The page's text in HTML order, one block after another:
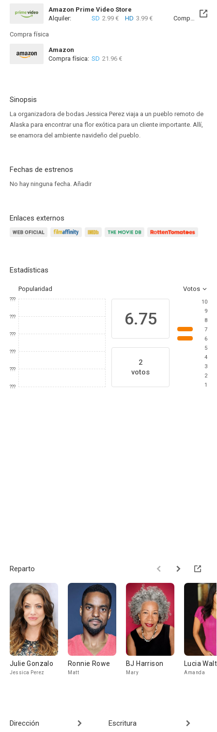
Amazon Prime Video Store
Alquiler:
SD 2.99 € HD 3.99 € Compra: SD
Compra física
Amazon
Compra física: SD 21.96 €
Sinopsis
La organizadora de bodas Jessica Perez viaja a un pueblo remoto de
Alaska para encontrar una flor exótica para un cliente importante. Allí,
se enamora del ambiente navideño del pueblo.
Fechas de estrenos
No hay ninguna fecha. Añadir
Enlaces externos
Estadísticas
Popularidad Votos
???
???
???
???
???
???
6.75
2
votos
10
9
8
7
6
5
4
3
2
1
Reparto
Julie Gonzalo
Jessica Perez
Ronnie Rowe
Matt
BJ Harrison
Mary
Lucia
Amanda
Dirección Escritura